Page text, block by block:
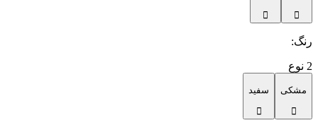
رنگ:
2 نوع
مشکی سفید